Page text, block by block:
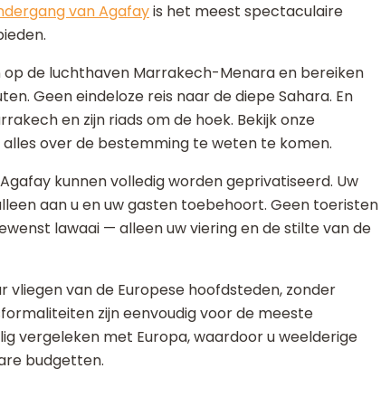
van Agafayis het meest spectaculaire
op de luchthaven Marrakech-Menara en bereiken
Geen eindeloze reis naar de diepe Sahara. En
en zijn riads om de hoek. Bekijk onze
over de bestemming te weten te komen.
kunnen volledig worden geprivatiseerd. Uw
aan u en uw gasten toebehoort. Geen toeristen
lawaai — alleen uw viering en de stilte van de
vliegen van de Europese hoofdsteden, zonder
zijn eenvoudig voor de meeste
vergeleken met Europa, waardoor u weelderige
budgetten.